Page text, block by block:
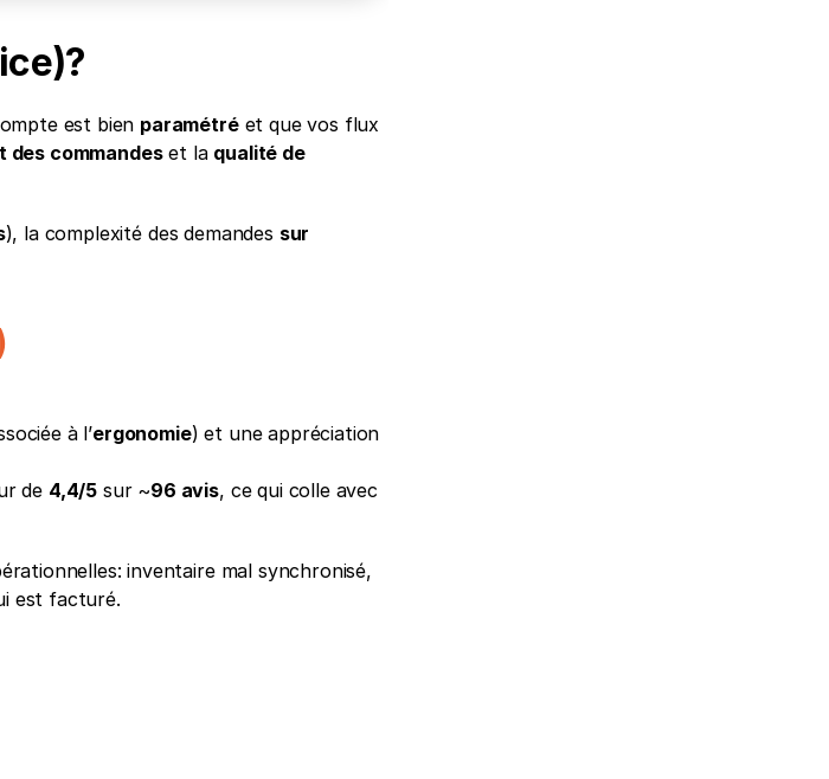
est bien paramétré et que vos flux
des commandes et la qualité de
), la complexité des demandes sur
à l’ergonomie) et une appréciation
de 4,4/5 sur ~96 avis, ce qui colle avec
inventaire mal synchronisé,
est facturé.